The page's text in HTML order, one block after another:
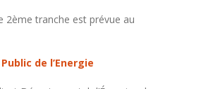
2ème tranche est prévue au
de l’Energie